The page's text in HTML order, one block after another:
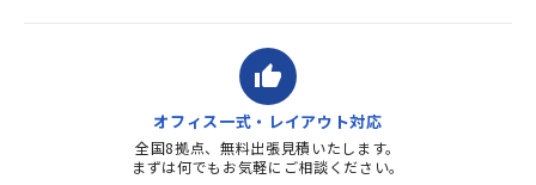
thumb_up
オフィス一式・レイアウト対応
全国8拠点、無料出張見積いたします。
まずは何でもお気軽にご相談ください。